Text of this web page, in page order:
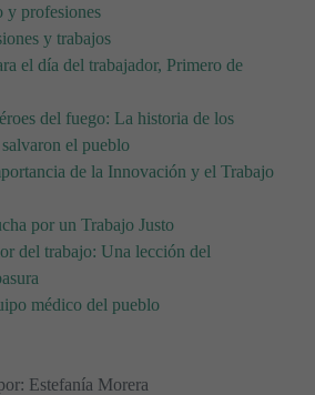
y profesiones
y trabajos
el día del trabajador, Primero de
del fuego: La historia de los
el pueblo
de la Innovación y el Trabajo
por un Trabajo Justo
del trabajo: Una lección del
médico del pueblo
Estefanía Morera